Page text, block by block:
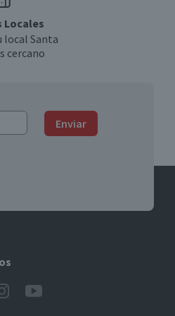
Locales
local Santa
cercano
Enviar